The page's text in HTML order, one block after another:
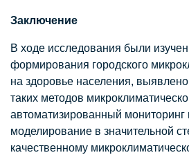
Заключение
В ходе исследования были
формирования городского
на здоровье населения,
таких методов
автоматизированный
моделирование в значительной
качественному